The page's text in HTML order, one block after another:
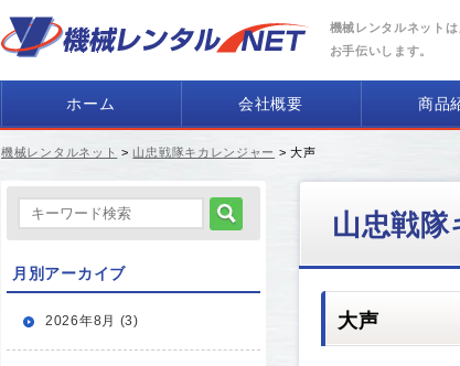
機械レンタルネット
お手伝いします。
ホーム 会社概要 商品
機械レンタルネット > 山忠戦隊キカレンジャー > 大声
山忠戦
大声
月別アーカイブ
2026年8月 (3)